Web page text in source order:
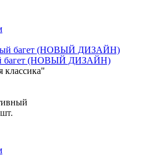
багет (НОВЫЙ ДИЗАЙН)
классика"